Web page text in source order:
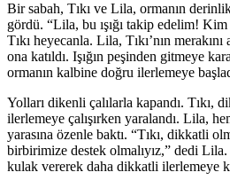
Bir sabah, Tıkı ve Lila, ormanın
gördü. “Lila, bu ışığı takip edelim!
Tıkı heyecanla. Lila, Tıkı’nın
ona katıldı. Işığın peşinden gitmeye
ormanın kalbine doğru ilerlemeye
Yolları dikenli çalılarla kapandı. Tıkı,
ilerlemeye çalışırken yaralandı. Lila,
yarasına özenle baktı. “Tıkı, dikkatli
birbirimize destek olmalıyız,” dedi
kulak vererek daha dikkatli ilerlemeye